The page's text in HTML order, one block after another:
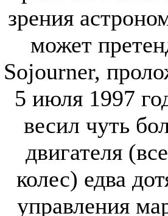
зрения
может
Sojourner,
5 июля 1997
весил чуть
двигателя
колес) едва
управления